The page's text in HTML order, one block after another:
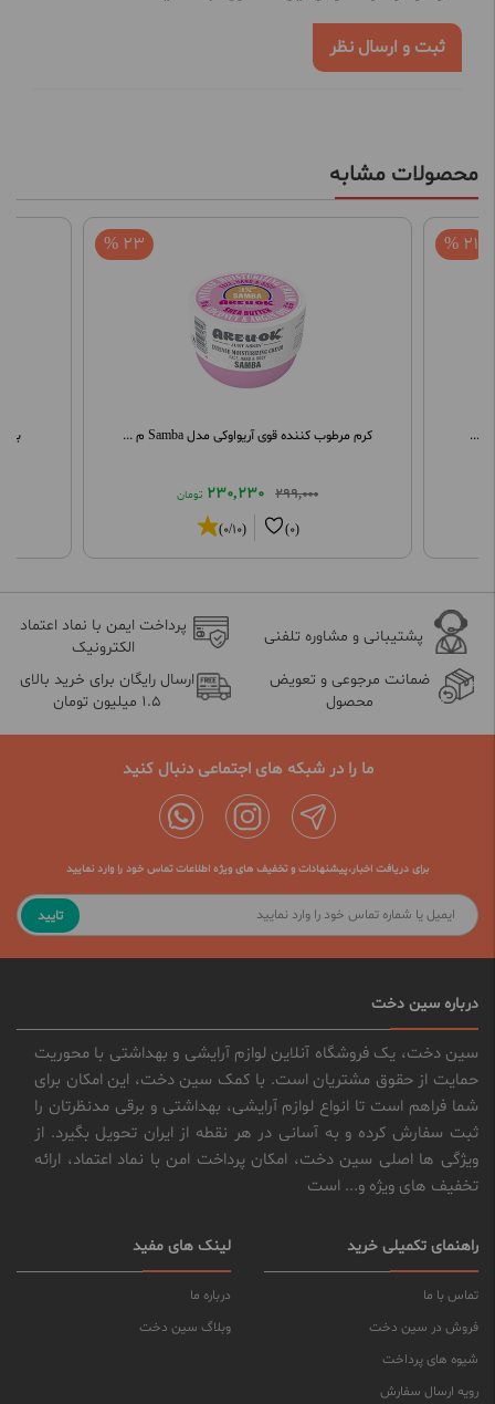
ثبت و ارسال نظر
محصولات مشابه
کرم مرطوب کننده قوی آریواوکی مدل Samba م ...
299,000
230,230 تومان
23 %
(0)
(0/10)
...
21 %
پشتیبانی و مشاوره تلفنی
پرداخت ایمن با نماد اعتماد
الکترونیک
ضمانت مرجوعی و تعویض
محصول
ارسال رایگان برای خرید بالای
1.5 میلیون تومان
ما را در شبکه های اجتماعی دنبال کنید
برای دریافت اخبار،پیشنهادات و تخفیف های ویژه اطلاعات تماس خود را وارد نمایید
تایید
درباره سین دخت
سین دخت، یک فروشگاه آنلاین لوازم آرایشی و بهداشتی با محوریت
حمایت از حقوق مشتریان است. با کمک سین دخت، این امکان برای
شما فراهم است تا انواع لوازم آرایشی، بهداشتی و برقی مدنظرتان را
ثبت سفارش کرده و به آسانی در هر نقطه از ایران تحویل بگیرد. از
ویژگی ها اصلی سین دخت، امکان پرداخت امن با نماد اعتماد، ارائه
تخفیف های ویژه و... است
راهنمای تکمیلی خرید
تماس با ما
فروش در سین دخت
شیوه های پرداخت
رویه ارسال سفارش
لینک های مفید
درباره ما
وبلاگ سین دخت